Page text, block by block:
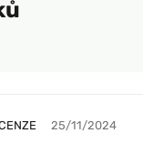
25/11/2024